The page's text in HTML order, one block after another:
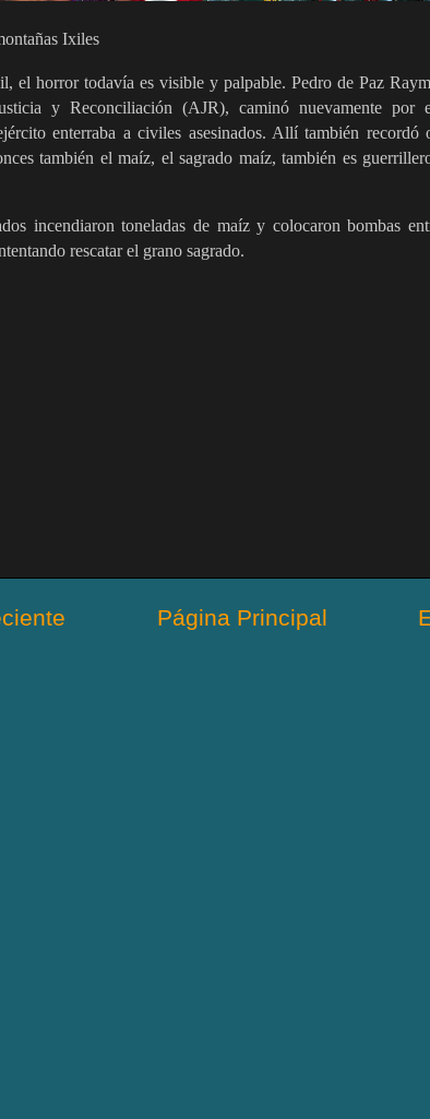
Ixiles
el horror todavía es visible y palpable. Pedro de Paz
y Reconciliación (AJR), caminó nuevamente por
enterraba a civiles asesinados. Allí también recordó
también el maíz, el sagrado maíz, también es
incendiaron toneladas de maíz y colocaron bombas
rescatar el grano sagrado.
Página Principal